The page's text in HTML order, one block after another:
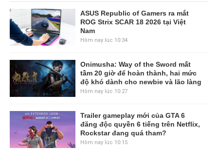
ASUS Republic of Gamers ra mắt
ROG Strix SCAR 18 2026 tại Việt
Nam
Hôm nay lúc 10:34
Onimusha: Way of the Sword mất
tầm 20 giờ để hoàn thành, hai mức
độ khó dành cho newbie và lão làng
Hôm nay lúc 10:27
Trailer gameplay mới của GTA 6
đăng độc quyền 6 tiếng trên Netflix,
Rockstar đang quá tham?
Hôm nay lúc 10:15